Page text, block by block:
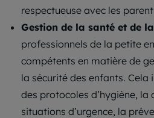
respectueuse avec les
Gestion de la santé et de
professionnels de la petite
compétents en matière de
la sécurité des enfants. Cela
des protocoles d’hygiène,
situations d’urgence, la